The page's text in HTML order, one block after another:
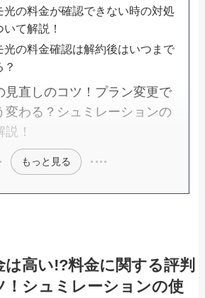
光の料金が確認できない時の対処
て解説！
光の料金確認は解約後はいつまで
？
見直しのコツ！プラン変更で
変わる？シュミレーションの
！
もっと見る
は高い!?料金に関する評判
！シュミレーションの使